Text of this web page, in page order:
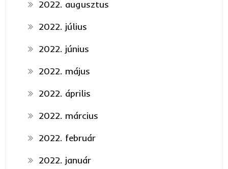
2022. augusztus
2022. július
2022. június
2022. május
2022. április
2022. március
2022. február
2022. január